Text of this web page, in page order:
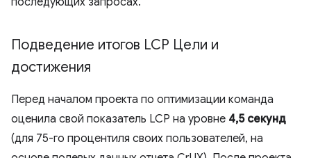
Подведение итогов LCP Цели и
достижения
Перед началом проекта по оптимизации команда
оценила свой показатель LCP на уровне 4,5 секунд
(для 75-го процентиля своих пользователей, на